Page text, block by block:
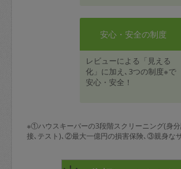
安心・安全の制度
レビューによる「見える
化」に加え､3つの制度※で
安心・安全！
※①ハウスキーパーの3段階スクリーニング(身
接､テスト)､②最大一億円の損害保険､③親身な